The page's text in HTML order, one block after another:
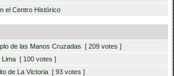
el Centro Histórico
de las Manos Cruzadas
[ 209 votes ]
Lima [ 100 votes ]
de La Victoria [ 93 votes ]